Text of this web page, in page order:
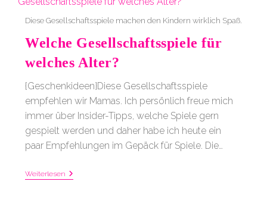
Diese Gesellschaftsspiele machen den Kindern wirklich Spaß.
Welche Gesellschaftsspiele für
welches Alter?
{Geschenkideen}Diese Gesellschaftsspiele
empfehlen wir Mamas. Ich persönlich freue mich
immer über Insider-Tipps, welche Spiele gern
gespielt werden und daher habe ich heute ein
paar Empfehlungen im Gepäck für Spiele. Die…
Weiterlesen Welche